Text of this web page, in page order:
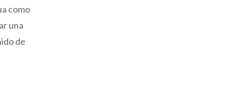
como
una
de